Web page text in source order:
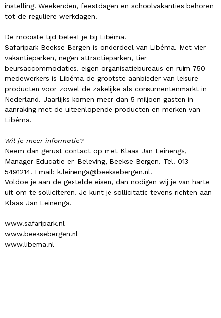
instelling. Weekenden, feestdagen en schoolvakanties behoren
tot de reguliere werkdagen.
De mooiste tijd beleef je bij Libéma!
Safaripark Beekse Bergen is onderdeel van Libéma. Met vier
vakantieparken, negen attractieparken, tien
beursaccommodaties, eigen organisatiebureaus en ruim 750
medewerkers is Libéma de grootste aanbieder van leisure-
producten voor zowel de zakelijke als consumentenmarkt in
Nederland. Jaarlijks komen meer dan 5 miljoen gasten in
aanraking met de uiteenlopende producten en merken van
Libéma.
Wil je meer informatie?
Neem dan gerust contact op met Klaas Jan Leinenga,
Manager Educatie en Beleving, Beekse Bergen. Tel. 013-
5491214. Email: k.leinenga@beeksebergen.nl.
Voldoe je aan de gestelde eisen, dan nodigen wij je van harte
uit om te solliciteren. Je kunt je sollicitatie tevens richten aan
Klaas Jan Leinenga.
www.safaripark.nl
www.beeksebergen.nl
www.libema.nl